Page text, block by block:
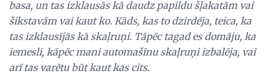
basa, un tas izklausās kā daudz papildu šļakatām vai
šikstavām vai kaut ko. Kāds, kas to dzirdēja, teica, ka
tas izklausījās kā skaļruņi. Tāpēc tagad es domāju, ka
iemesli, kāpēc mani automašīnu skaļruņi izbalēja, vai
arī tas varētu būt kaut kas cits.